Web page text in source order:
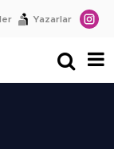
Yazarlar